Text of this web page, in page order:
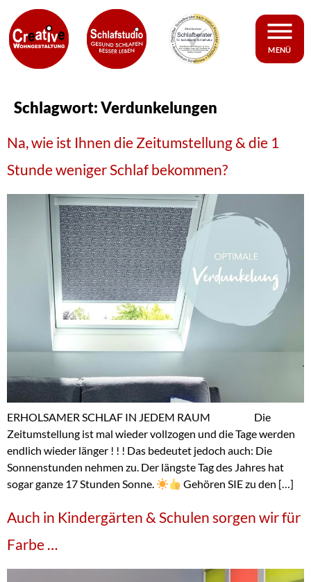
MENÜ
Schlagwort:Verdunkelungen
Na, wie ist Ihnen die Zeitumstellung & die 1
Stunde weniger Schlaf bekommen?
ERHOLSAMER SCHLAF IN JEDEM RAUM Die
Zeitumstellung ist mal wieder vollzogen und die Tage werden
endlich wieder länger ! ! ! Das bedeutet jedoch auch: Die
Sonnenstunden nehmen zu. Der längste Tag des Jahres hat
sogar ganze 17 Stunden Sonne.
Gehören SIE zu den […]
Auch in Kindergärten & Schulen sorgen wir für
Farbe …